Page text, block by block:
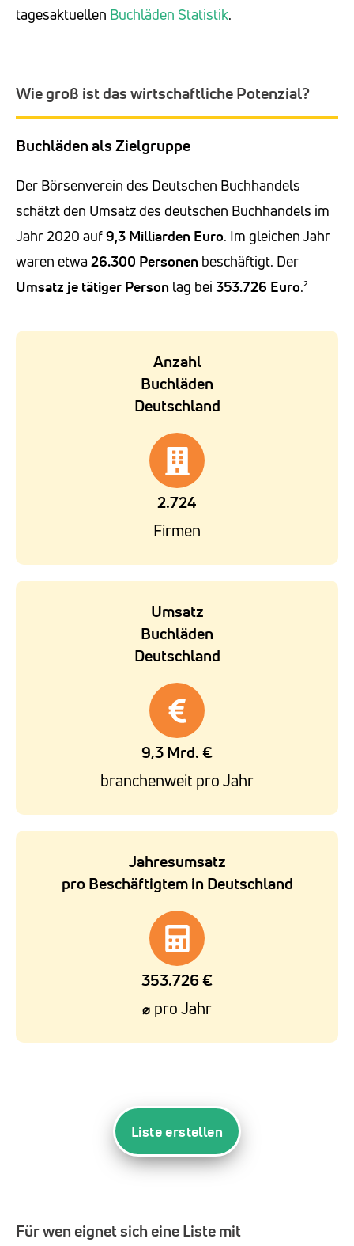
tagesaktuellen Buchläden Statistik.
Wie groß ist das wirtschaftliche Potenzial?
Buchläden als Zielgruppe
Der Börsenverein des Deutschen Buchhandels
schätzt den Umsatz des deutschen Buchhandels im
Jahr 2020 auf9,3 Milliarden Euro. Im gleichen Jahr
waren etwa 26.300 Personen beschäftigt. Der
Umsatz je tätiger Person lag bei 353.726 Euro.²
Anzahl
Buchläden
Deutschland
2.724
Firmen
Umsatz
Buchläden
Deutschland
9,3 Mrd. €
branchenweit pro Jahr
Jahresumsatz
pro Beschäftigtem in Deutschland
353.726 €
⌀ pro Jahr
Liste erstellen
Für wen eignet sich eine Liste mit